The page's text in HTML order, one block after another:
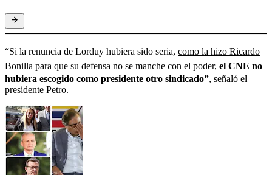
“Si la renuncia de Lorduy hubiera sido seria, como la hizo Ricardo
Bonilla para que su defensa no se manche con el poder, el CNE no
hubiera escogido como presidente otro sindicado”, señaló el
presidente Petro.